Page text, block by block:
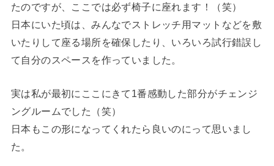
たのですが、ここでは必ず椅子に座れます！（笑）
日本にいた頃は、みんなでストレッチ用マットなどを敷
いたりして座る場所を確保したり、いろいろ試行錯誤し
て自分のスペースを作っていました。
実は私が最初にここにきて1番感動した部分がチェンジ
ングルームでした（笑）
日本もこの形になってくれたら良いのにって思いまし
た。